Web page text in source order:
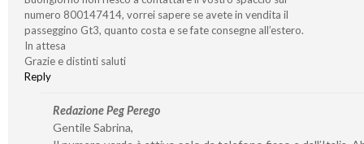
numero 800147414, vorrei sapere se avete in vendita il
passeggino Gt3, quanto costa e se fate consegne all’estero.
In attesa
Grazie e distinti saluti
Reply
Redazione Peg Perego
Gentile Sabrina,